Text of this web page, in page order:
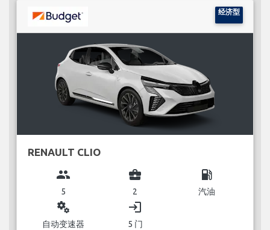
经济型
RENAULT CLIO
group
5
business_center
2
local_gas_station
汽油
miscellaneous_services
自动变速器
login
5 门